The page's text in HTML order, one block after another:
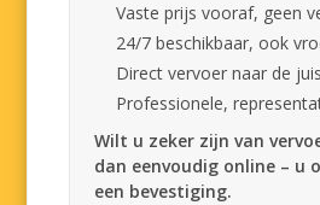
Vaste prijs vooraf, geen
24/7 beschikbaar, ook
Direct vervoer naar de
Professionele,
Wilt u zeker zijn van
dan eenvoudig online – u
een bevestiging.